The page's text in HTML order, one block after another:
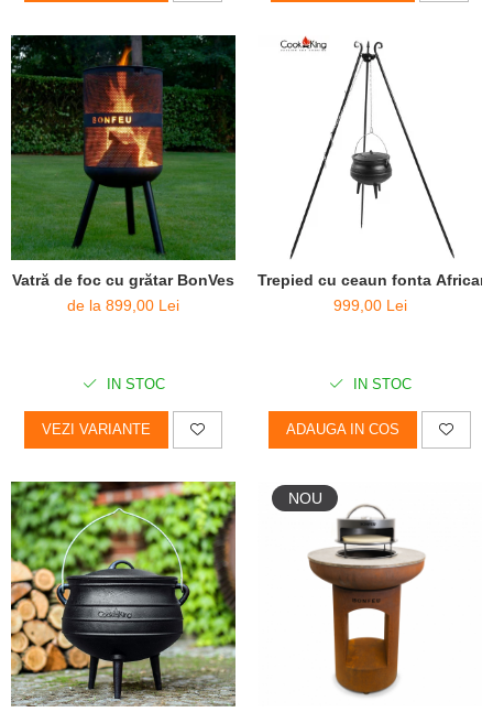
Vatră de foc cu grătar BonVes
de la 899,00 Lei
IN STOC
VEZI VARIANTE
Trepied cu ceaun fonta African
999,00 Lei
IN STOC
ADAUGA IN COS
NOU